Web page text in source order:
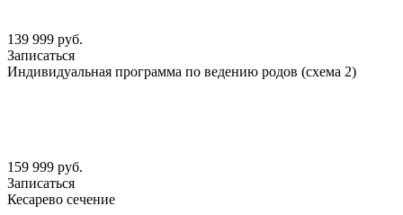
139 999 руб.
Записаться
Индивидуальная программа по ведению родов (схема 2)
159 999 руб.
Записаться
Кесарево сечение